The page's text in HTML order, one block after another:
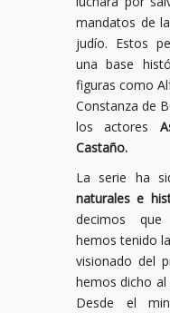
mandatos de
judío. Estos
una base
figuras como
Constanza de
los actores
Castaño.
La serie ha
naturales e
decimos que
hemos tenido
visionado del
hemos dicho al
Desde el